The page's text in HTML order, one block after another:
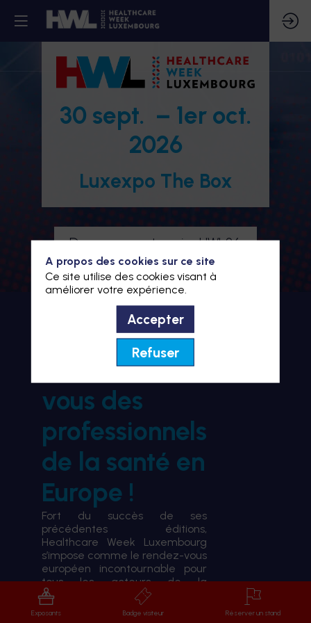
30 sept. – 1er oct.
2026
Luxexpo The Box
Devenez partenaire HWL26
Je m'inscris à HWL26
BIENVENUE À HWL26
le rendez-
vous des
professionnels
de la santé en
Europe !
Fort du succès de ses
précédentes éditions,
Healthcare Week Luxembourg
s’impose comme le rendez-vous
européen incontournable pour
tous les acteurs de la
transformation du système de
santé.
Exposants Badge visiteur Réserver un stand
A propos des cookies sur ce site
Ce site utilise des cookies visant à
améliorer votre expérience.
Accepter
Refuser